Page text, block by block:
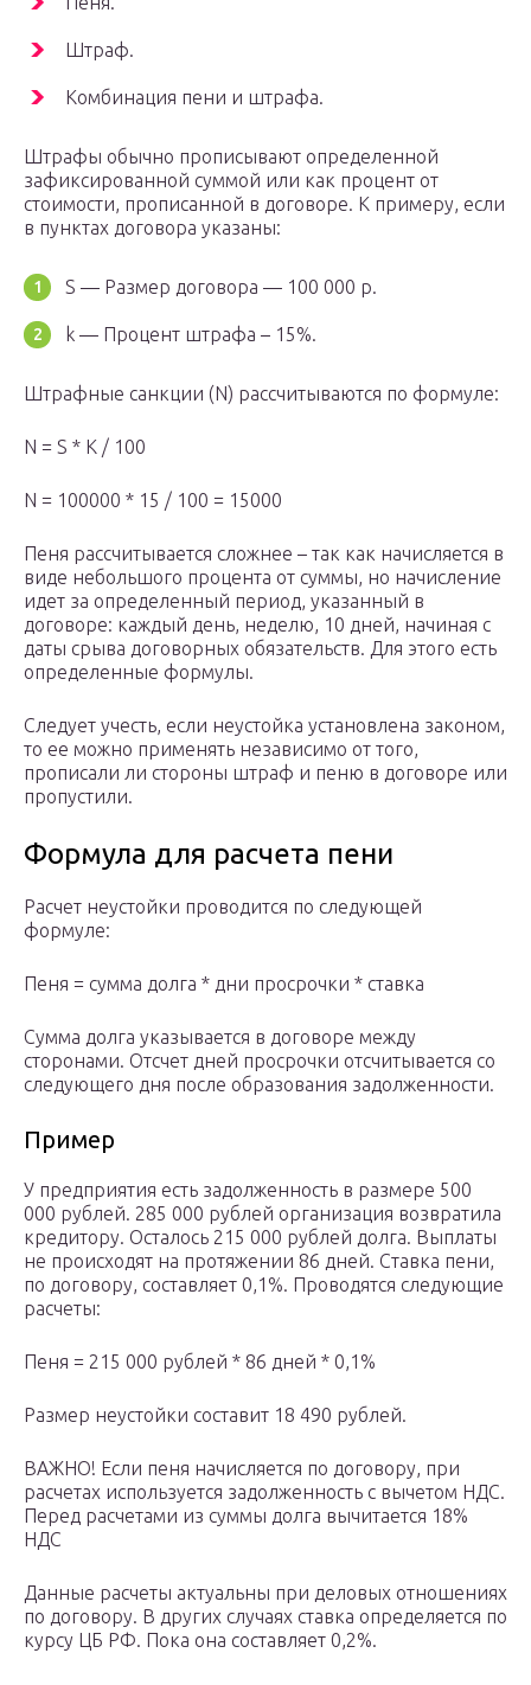
Штраф.
Комбинация пени и штрафа.
Штрафы обычно прописывают определенной
зафиксированной суммой или как процент от
стоимости, прописанной в договоре. К примеру, если
в пунктах договора указаны:
S — Размер договора — 100 000 р.
k — Процент штрафа – 15%.
Штрафные санкции (N) рассчитываются по формуле:
N = S * K / 100
N = 100000 * 15 / 100 = 15000
Пеня рассчитывается сложнее – так как начисляется в
виде небольшого процента от суммы, но начисление
идет за определенный период, указанный в
договоре: каждый день, неделю, 10 дней, начиная с
даты срыва договорных обязательств. Для этого есть
определенные формулы.
Следует учесть, если неустойка установлена законом,
то ее можно применять независимо от того,
прописали ли стороны штраф и пеню в договоре или
пропустили.
Формула для расчета пени
Расчет неустойки проводится по следующей
формуле:
Пеня = сумма долга * дни просрочки * ставка
Сумма долга указывается в договоре между
сторонами. Отсчет дней просрочки отсчитывается со
следующего дня после образования задолженности.
Пример
У предприятия есть задолженность в размере 500
000 рублей. 285 000 рублей организация возвратила
кредитору. Осталось 215 000 рублей долга. Выплаты
не происходят на протяжении 86 дней. Ставка пени,
по договору, составляет 0,1%. Проводятся следующие
расчеты:
Пеня = 215 000 рублей * 86 дней * 0,1%
Размер неустойки составит 18 490 рублей.
ВАЖНО! Если пеня начисляется по договору, при
расчетах используется задолженность с вычетом НДС.
Перед расчетами из суммы долга вычитается 18%
НДС
Данные расчеты актуальны при деловых отношениях
по договору. В других случаях ставка определяется по
курсу ЦБ РФ. Пока она составляет 0,2%.